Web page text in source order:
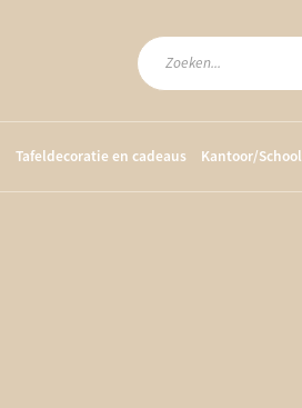
Producten
zoeken
Tafeldecoratie en cadeaus Kantoor/School